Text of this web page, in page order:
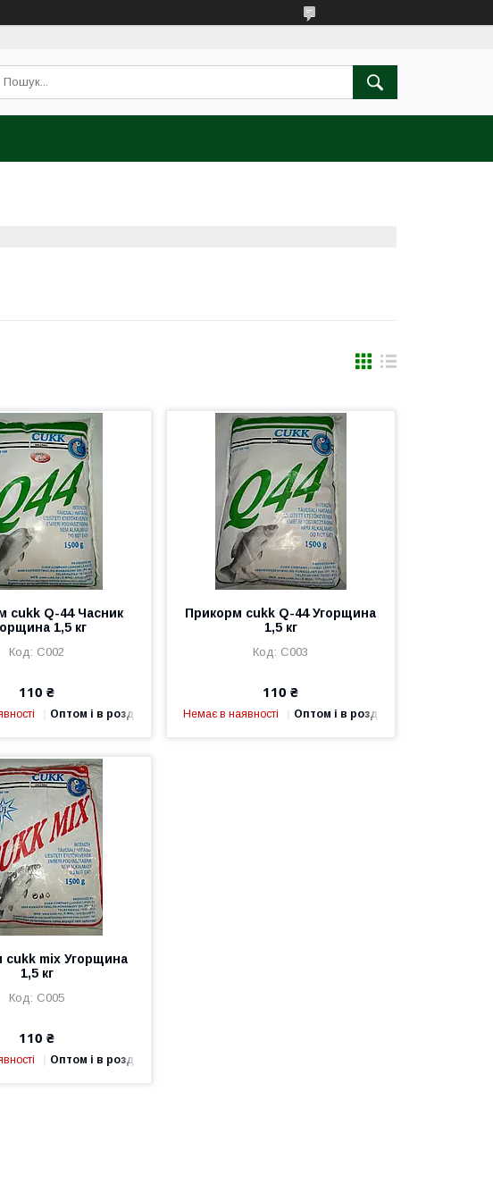
cukk Q-44 Часник
1,5 кг
C002
110 ₴
Оптом і в роздріб
Прикорм cukk Q-44 Угорщина
1,5 кг
C003
110 ₴
Немає в наявності Оптом і в роздріб
cukk mix Угорщина
1,5 кг
C005
110 ₴
Оптом і в роздріб